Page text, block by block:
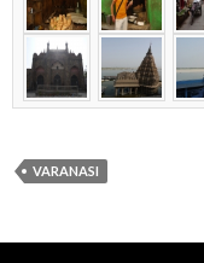
VARANASI